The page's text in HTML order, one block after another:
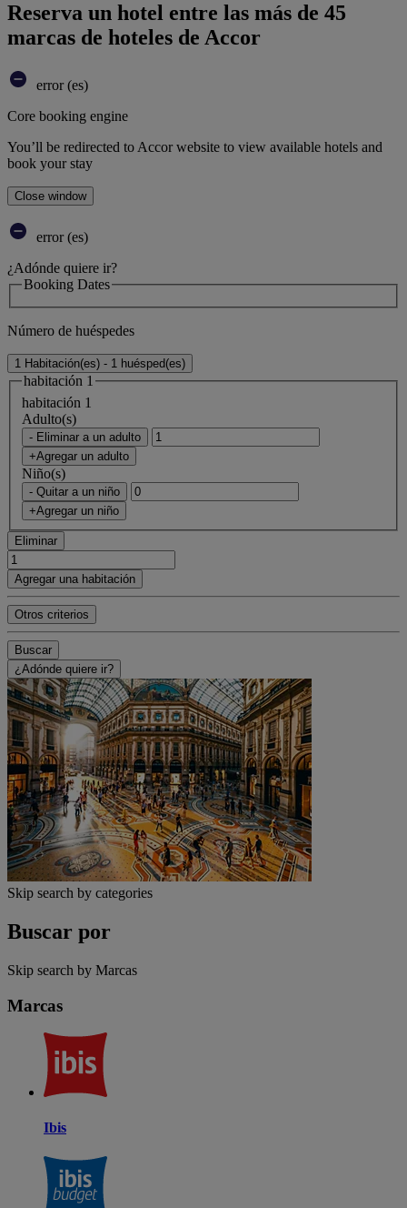
Reserva un hotel entre las más de 45
marcas de hoteles de Accor
error (es)
Core booking engine
You’ll be redirected to Accor website to view available hotels and
book your stay
Close window
error (es)
¿Adónde quiere ir?
Booking Dates
Número de huéspedes
1 Habitación(es) - 1 huésped(es)
habitación 1
habitación 1
Adulto(s)
- Eliminar a un adulto
+Agregar un adulto
Niño(s)
- Quitar a un niño
+Agregar un niño
Eliminar
Agregar una habitación
Otros criterios
Buscar
¿Adónde quiere ir?
Skip search by categories
Buscar por
Skip search by Marcas
Marcas
Ibis